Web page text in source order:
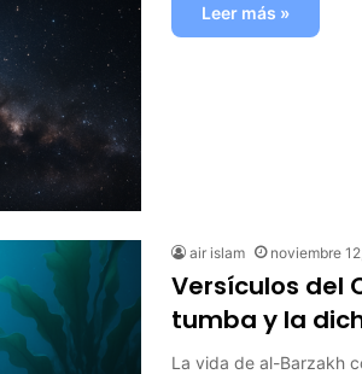
Leer más »
air islam noviembre
Versículos del
tumba y la
La vida de al-Barzakh